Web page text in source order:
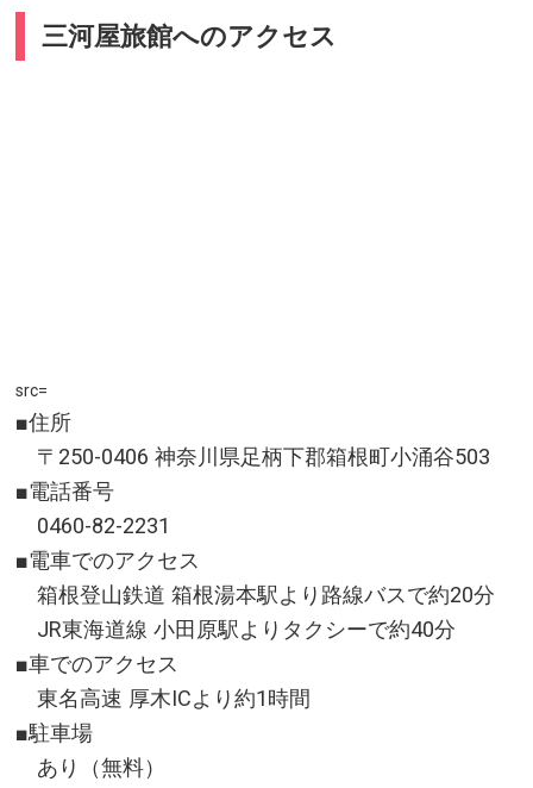
で、数多くのツアーをご用意しています。
所在地／岐阜県下呂市小坂町
お問い合わせ／0576-62-2215(NPO法人 飛騨小坂200
滝)
小坂の滝めぐり 公式サイト
三河屋旅館へのアクセス
src=
■住所
〒250-0406 神奈川県足柄下郡箱根町小涌谷503
■電話番号
0460-82-2231
■電車でのアクセス
箱根登山鉄道 箱根湯本駅より路線バスで約20分
JR東海道線 小田原駅よりタクシーで約40分
■車でのアクセス
東名高速 厚木ICより約1時間
■駐車場
あり（無料）